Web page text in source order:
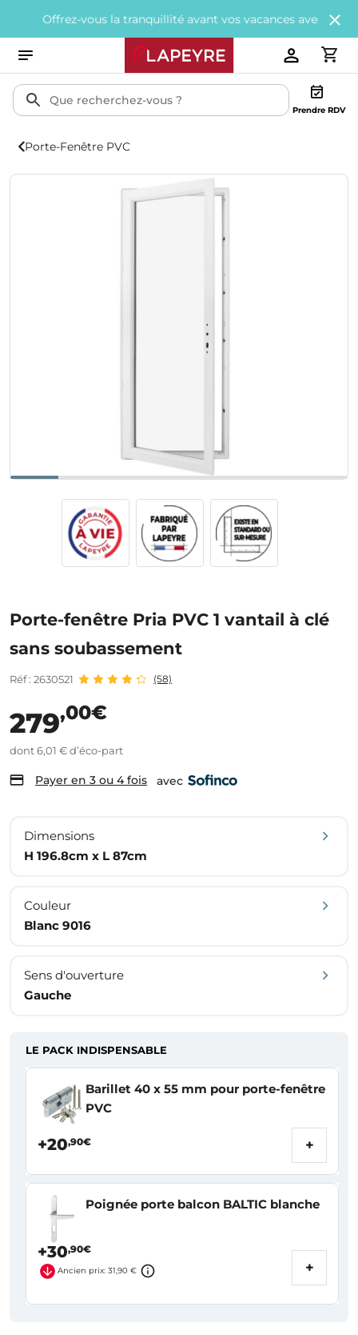
vous la tranquillité avant vos vacances avec200€ offerts
Prendre RDV
Porte-Fenêtre PVC
Porte-fenêtre Pria PVC 1 vantail à clé
sans soubassement
Réf : 2630521 (58)
279,00€
dont 6,01 € d’éco-part
Payer en 3 ou 4 fois avec
Dimensions
H 196.8cm x L 87cm
Couleur
Blanc 9016
Sens d'ouverture
Gauche
LE PACK INDISPENSABLE
Barillet 40 x 55 mm pour porte-fenêtre
PVC
+20,90€ +
Poignée porte balcon BALTIC blanche
+30,90€
Ancien prix: 31,90 € +